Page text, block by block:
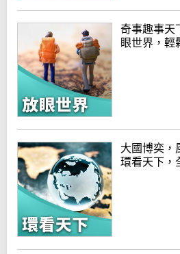
奇事趣事天
眼世界，輕
大國博奕，
環看天下，